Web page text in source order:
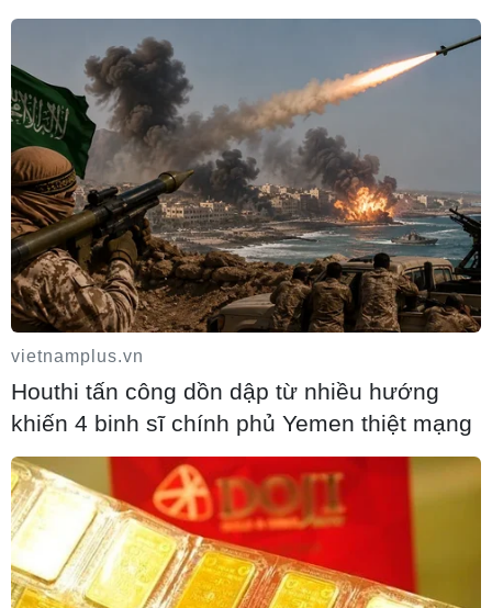
Các hội, đoàn người Việt Nam tại Lào
viếng đồng chí Xaysomphone Phomvihane
10/08/2026 13:55
Tăng học phí gấp đôi, điểm chuẩn Trường
Đại học Dược Hà Nội có giảm?
vietnamplus.vn
Houthi tấn công dồn dập từ nhiều hướng
khiến 4 binh sĩ chính phủ Yemen thiệt mạng